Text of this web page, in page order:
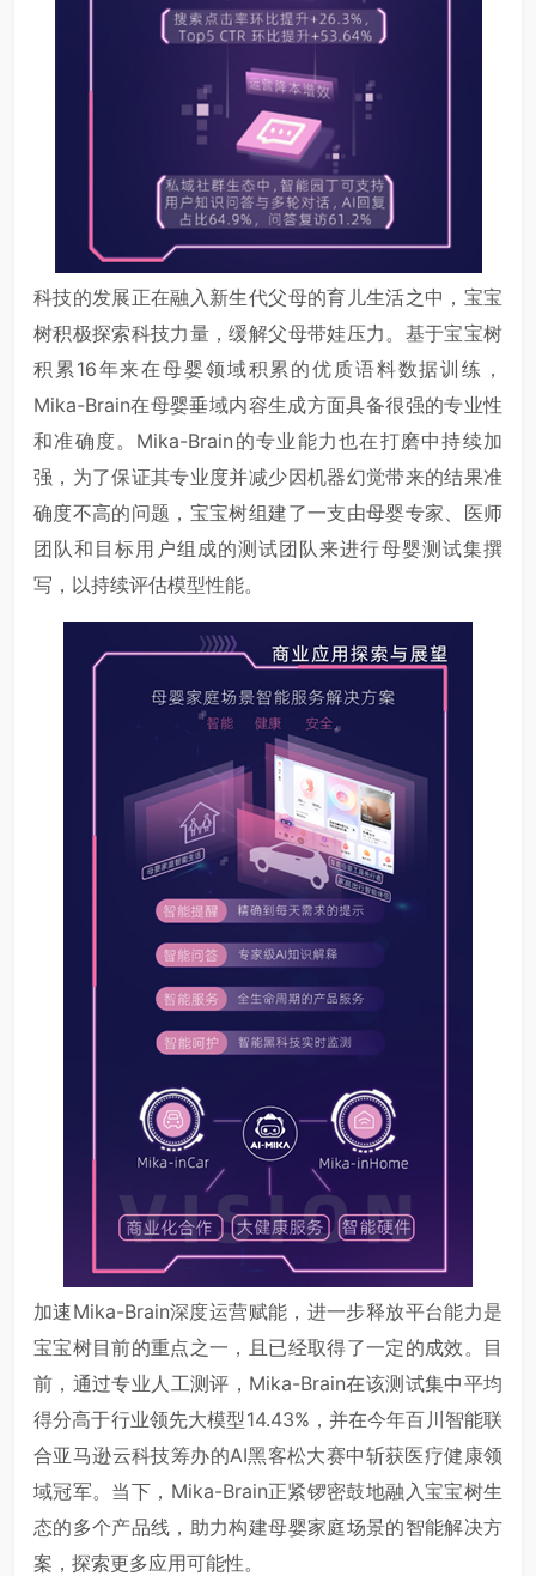
科技的发展正在融入新生代父母的育儿生活之中，宝宝
树积极探索科技力量，缓解父母带娃压力。基于宝宝树
积累16年来在母婴领域积累的优质语料数据训练，
Mika-Brain在母婴垂域内容生成方面具备很强的专业性
和准确度。Mika-Brain的专业能力也在打磨中持续加
强，为了保证其专业度并减少因机器幻觉带来的结果准
确度不高的问题，宝宝树组建了一支由母婴专家、医师
团队和目标用户组成的测试团队来进行母婴测试集撰
写，以持续评估模型性能。
加速Mika-Brain深度运营赋能，进一步释放平台能力是
宝宝树目前的重点之一，且已经取得了一定的成效。目
前，通过专业人工测评，Mika-Brain在该测试集中平均
得分高于行业领先大模型14.43%，并在今年百川智能联
合亚马逊云科技筹办的AI黑客松大赛中斩获医疗健康领
域冠军。当下，Mika-Brain正紧锣密鼓地融入宝宝树生
态的多个产品线，助力构建母婴家庭场景的智能解决方
案，探索更多应用可能性。